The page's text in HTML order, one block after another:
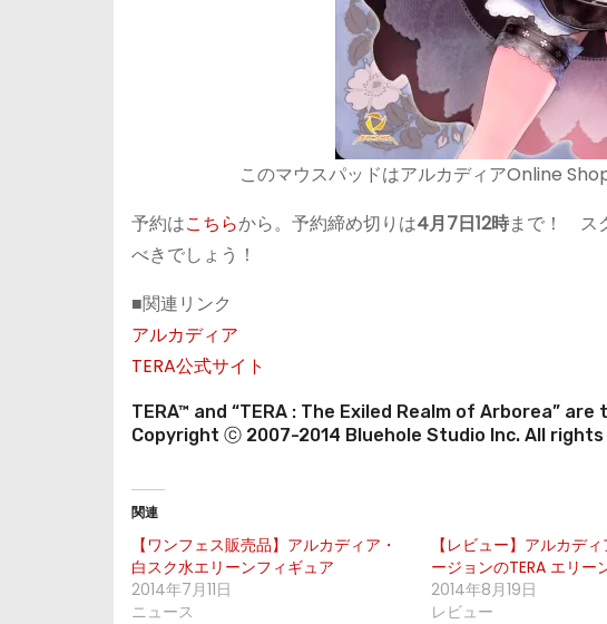
このマウスパッドはアルカディアOnline
予約はこちらから。予約締め切りは4月7日12時まで！ ス
べきでしょう！
■関連リンク
アルカディア
TERA公式サイト
TERA™ and “TERA : The Exiled Realm of Arborea”
Copyright ⓒ 2007-2014 Bluehole Studio Inc. All
関連
【ワンフェス販売品】アルカディア・
白スク水エリーンフィギュア
2014年7月11日
ニュース
【レビュー】アルカデ
ージョンのTERA エリー
2014年8月19日
レビュー